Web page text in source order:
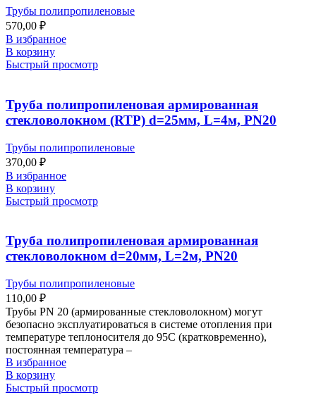
Трубы полипропиленовые
570,00 ₽
В избранное
В корзину
Быстрый просмотр
Труба полипропиленовая армированная
стекловолокном (RTP) d=25мм, L=4м, PN20
Трубы полипропиленовые
370,00 ₽
В избранное
В корзину
Быстрый просмотр
Труба полипропиленовая армированная
стекловолокном d=20мм, L=2м, PN20
Трубы полипропиленовые
110,00 ₽
Трубы PN 20 (армированные стекловолокном) могут
безопасно эксплуатироваться в системе отопления при
температуре теплоносителя до 95С (кратковременно),
постоянная температура –
В избранное
В корзину
Быстрый просмотр